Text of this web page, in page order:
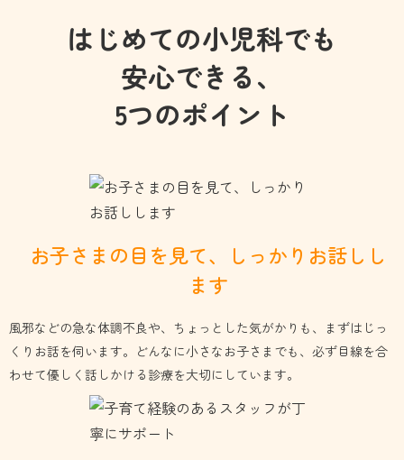
はじめての小児科でも
安心できる、
5つのポイント
お子さまの目を見て、しっかり お話しし
ます
風邪などの急な体調不良や、ちょっとした気がかりも、まずはじっ
くりお話を伺います。どんなに小さなお子さまでも、必ず目線を合
わせて優しく話しかける診療を大切にしています。